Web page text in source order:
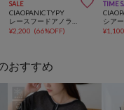
SALE
CIAOPANIC TYPY
¥2,200 (66%OFF)
TIME
¥
おすすめ